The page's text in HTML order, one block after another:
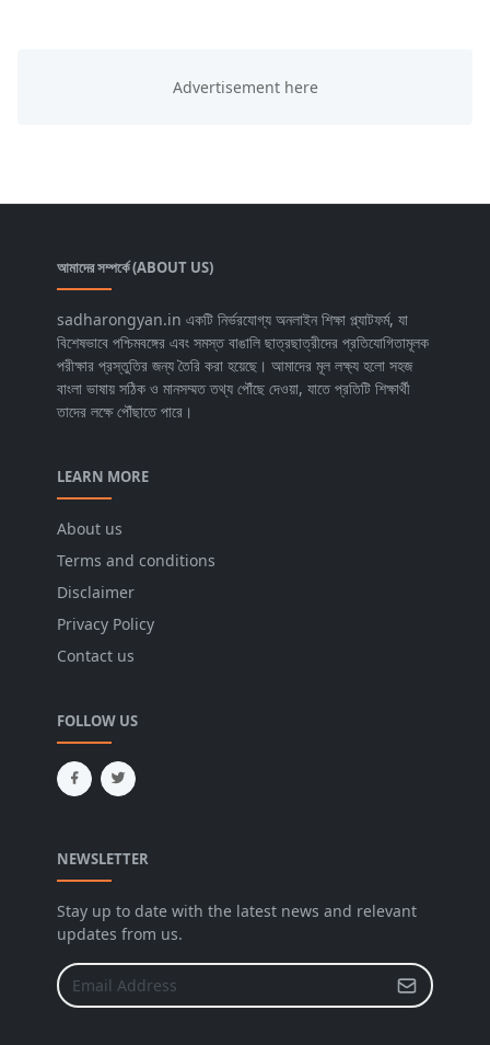
আমাদের সম্পর্কে (ABOUT US)
sadharongyan.in একটি নির্ভরযোগ্য অনলাইন শিক্ষা প্ল্যাটফর্ম, যা
বিশেষভাবে পশ্চিমবঙ্গের এবং সমস্ত বাঙালি ছাত্রছাত্রীদের প্রতিযোগিতামূলক
পরীক্ষার প্রস্তুতির জন্য তৈরি করা হয়েছে। আমাদের মূল লক্ষ্য হলো সহজ
বাংলা ভাষায় সঠিক ও মানসম্মত তথ্য পৌঁছে দেওয়া, যাতে প্রতিটি শিক্ষার্থী
তাদের লক্ষে পৌঁছাতে পারে।
LEARN MORE
About us
Terms and conditions
Disclaimer
Privacy Policy
Contact us
FOLLOW US
NEWSLETTER
Stay up to date with the latest news and relevant
updates from us.